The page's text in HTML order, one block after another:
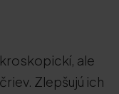
ale
Zlepšujú ich